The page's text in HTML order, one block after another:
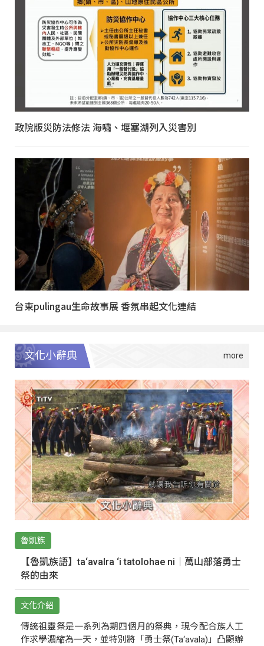
政院版災防法修法 海嘯、堰塞湖列入災害別
台東pulingau生命故事展 香氛串起文化連結
文化小辭典
魯凱族
【魯凱族語】ta‘avalra ‘i tatolohae ni｜萬山部落勇士
祭的由來
文化介紹
傳統祖靈祭是一系列為期四個月的祭典，現今配合族人工
作求學濃縮為一天，並特別將「勇士祭(Ta‘avala)」凸顯辦